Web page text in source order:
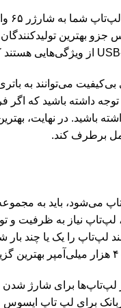
از
بهترین
می‌توانند به
داشته باشید که اگر
باشید. در نهایت،
برطرف کند.
باید به
لپ‌تاپ نیاز به
ساعت می‌توانند لپ‌تاپ را